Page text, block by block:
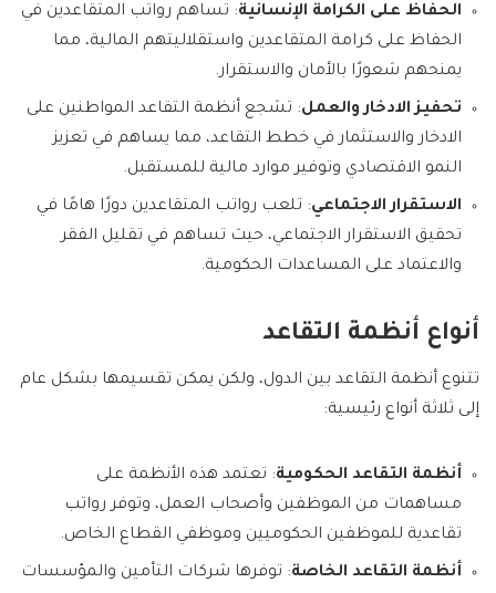
الحفاظ على الكرامة الإنسانية: تساهم رواتب المتقاعدين في
الحفاظ على كرامة المتقاعدين واستقلاليتهم المالية، مما
يمنحهم شعورًا بالأمان والاستقرار.
تحفيز الادخار والعمل: تشجع أنظمة التقاعد المواطنين على
الادخار والاستثمار في خطط التقاعد، مما يساهم في تعزيز
النمو الاقتصادي وتوفير موارد مالية للمستقبل.
الاستقرار الاجتماعي: تلعب رواتب المتقاعدين دورًا هامًا في
تحقيق الاستقرار الاجتماعي، حيث تساهم في تقليل الفقر
والاعتماد على المساعدات الحكومية.
أنواع أنظمة التقاعد
تتنوع أنظمة التقاعد بين الدول، ولكن يمكن تقسيمها بشكل عام
إلى ثلاثة أنواع رئيسية:
أنظمة التقاعد الحكومية: تعتمد هذه الأنظمة على
مساهمات من الموظفين وأصحاب العمل، وتوفر رواتب
تقاعدية للموظفين الحكوميين وموظفي القطاع الخاص.
أنظمة التقاعد الخاصة: توفرها شركات التأمين والمؤسسات